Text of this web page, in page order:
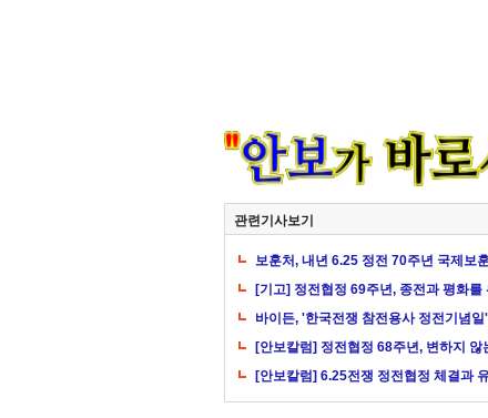
관련기사보기
보훈처, 내년 6.25 정전 70주년 국제보
[기고] 정전협정 69주년, 종전과 평화를
바이든, '한국전쟁 참전용사 정전기념
[안보칼럼] 정전협정 68주년, 변하지
[안보칼럼] 6.25전쟁 정전협정 체결과